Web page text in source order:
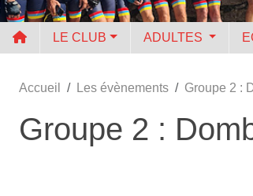
LE CLUB ADULTES
Accueil Les évènements Groupe 2 :
Groupe 2 :